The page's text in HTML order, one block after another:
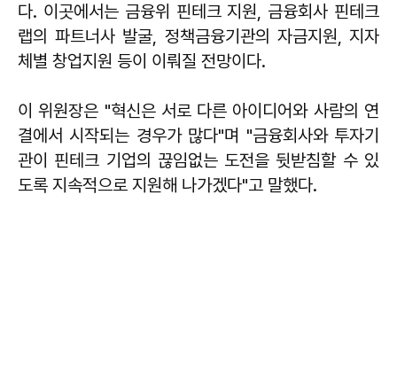
다. 이곳에서는 금융위 핀테크 지원, 금융회사 핀테크
랩의 파트너사 발굴, 정책금융기관의 자금지원, 지자
체별 창업지원 등이 이뤄질 전망이다.
이 위원장은 "혁신은 서로 다른 아이디어와 사람의 연
결에서 시작되는 경우가 많다"며 "금융회사와 투자기
관이 핀테크 기업의 끊임없는 도전을 뒷받침할 수 있
도록 지속적으로 지원해 나가겠다"고 말했다.